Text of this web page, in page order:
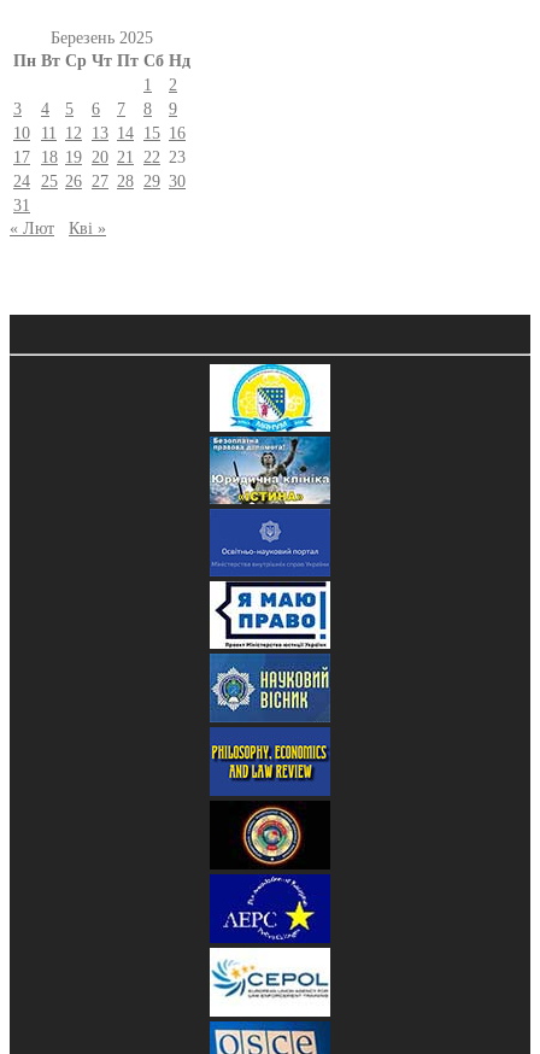
Березень 2025
Пн Вт Ср Чт Пт Сб Нд
1
2
3
4 5 6 7 8
9
10
11 12 13 14 15 16
17
18 19 20 21 22 23
24 25 26 27 28 29 30
31
« Лют
Кві »